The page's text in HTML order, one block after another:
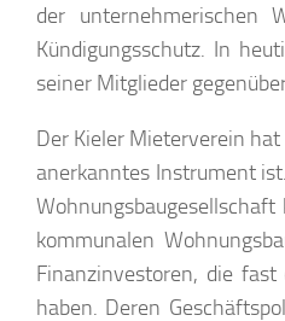
der unternehmerischen
Kündigungsschutz. In
seiner Mitglieder
Der Kieler Mieterverein
anerkanntes Instrument
kommunalen
Finanzinvestoren, die
haben. Deren